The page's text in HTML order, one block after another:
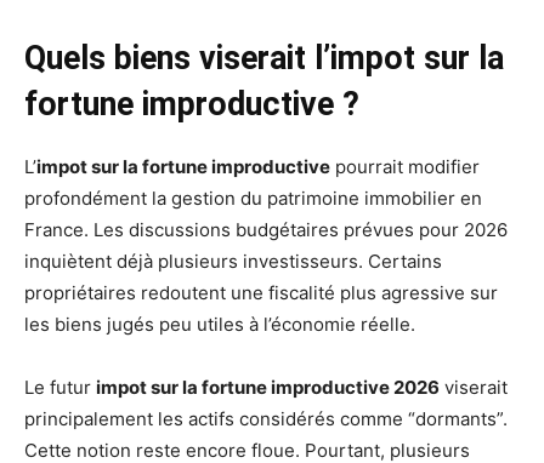
Quels biens viserait l’impot sur la
fortune improductive ?
L’impot sur la fortune improductive pourrait modifier
profondément la gestion du patrimoine immobilier en
France. Les discussions budgétaires prévues pour 2026
inquiètent déjà plusieurs investisseurs. Certains
propriétaires redoutent une fiscalité plus agressive sur
les biens jugés peu utiles à l’économie réelle.
Le futur impot sur la fortune improductive 2026 viserait
principalement les actifs considérés comme “dormants”.
Cette notion reste encore floue. Pourtant, plusieurs